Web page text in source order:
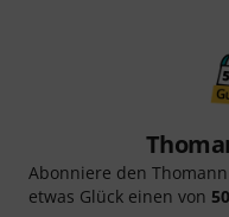
Abonniere den
etwas Glück einen von